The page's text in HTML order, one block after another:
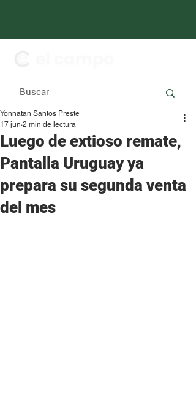
Luego de extioso remate,
Pantalla Uruguay ya
prepara su segunda venta
del mes
Yonnatan Santos Preste
17 jun 2 min de lectura